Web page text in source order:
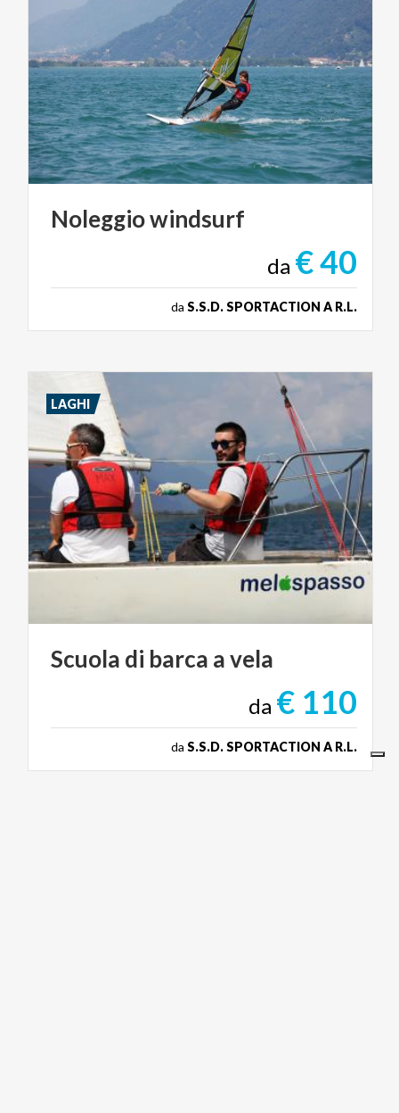
Noleggiowindsurf
da € 40
da S.S.D. SPORTACTION A R.L.
Scuola di barca avela
da € 110
da S.S.D. SPORTACTION A R.L.
LAGHI